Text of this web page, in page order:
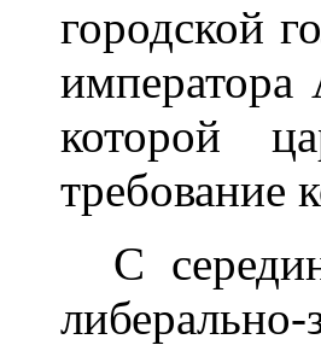
городской
императора
которой
требование
С